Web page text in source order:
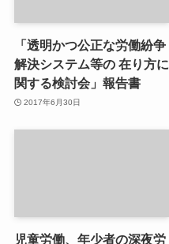
「透明かつ公正な労働紛争
解決システム等の 在り方に
関する検討会」報告書
2017年6月30日
児童労働、年少者の深夜労